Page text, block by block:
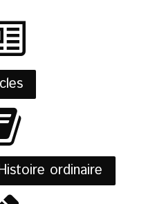
/ Connexion
ordinaire